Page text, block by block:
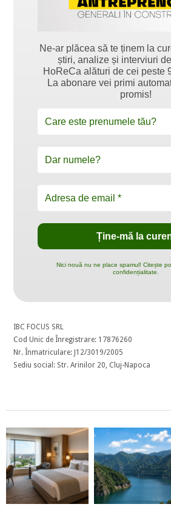
Ne-ar plăcea să te ținem la
știri, analize și interviuri
HoReCa alături de cei peste
La abonare vei primi
promis!
Nici nouă nu ne place spamul! Citește
confidențialitate.
IBC FOCUS SRL
Cod Unic de Înregistrare: 17876260
Nr. Înmatriculare: J12/3019/2005
Sediu social: Str. Arinilor 20, Cluj-Napoca